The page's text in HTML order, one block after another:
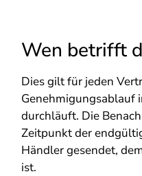
Wen betrifft
Dies gilt für jeden
Genehmigungsablauf
durchläuft. Die
Zeitpunkt der
Händler gesendet,
ist.